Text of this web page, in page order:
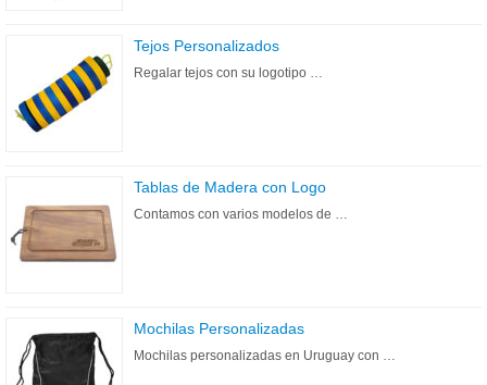
Tejos Personalizados
Regalar tejos con su logotipo …
Tablas de Madera con Logo
Contamos con varios modelos de …
Mochilas Personalizadas
Mochilas personalizadas en Uruguay con …